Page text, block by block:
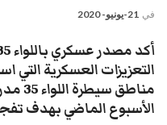
في 21-يونيو- 2020
التعزيزات العسكرية التي
الأسبوع الماضي بهدف